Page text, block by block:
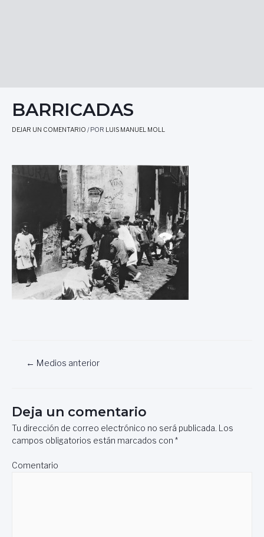
BARRICADAS
DEJAR UN COMENTARIO / POR LUIS MANUEL MOLL
Navegación
← Medios anterior
Deja un comentario
Tu dirección de correo electrónico no será publicada. Los
campos obligatorios están marcados con *
Comentario